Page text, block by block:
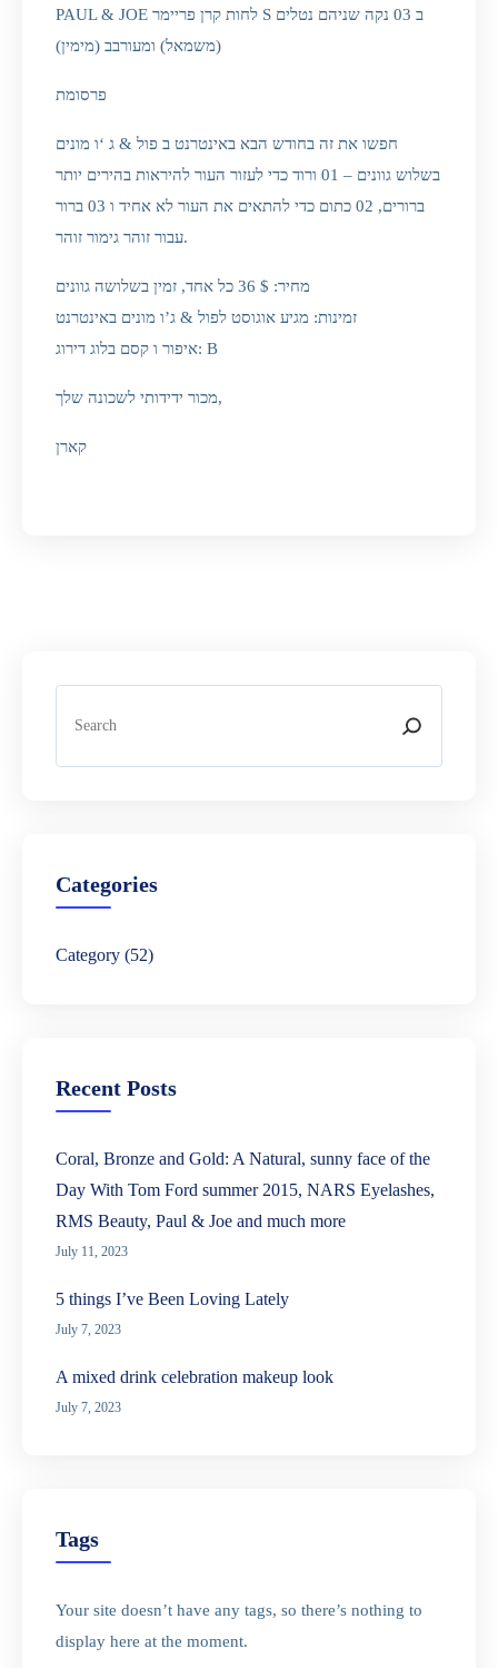
PAUL & JOE לחות קרן פריימר S ב 03 נקה שניהם נטלים
(משמאל) ומעורבב (מימין)
פרסומת
חפשו את זה בחודש הבא באינטרנט ב פול & ג ‘ו מונים
בשלוש גוונים – 01 ורוד כדי לעזור העור להיראות בהירים יותר
ברורים, 02 כתום כדי להתאים את העור לא אחיד ו 03 ברור
עבור זוהר גימור זוהר.
מחיר: $ 36 כל אחד, זמין בשלושה גוונים
זמינות: מגיע אוגוסט לפול & ג’ו מונים באינטרנט
איפור ו קסם בלוג דירוג: B
מכור ידידותי לשכונה שלך,
קארן
a
Categories
Category (52)
Recent Posts
Coral, Bronze and Gold: A Natural, sunny face of the
Day With Tom Ford summer 2015, NARS Eyelashes,
RMS Beauty, Paul & Joe and much more
July 11, 2023
5 things I’ve Been Loving Lately
July 7, 2023
A mixed drink celebration makeup look
July 7, 2023
Tags
Your site doesn’t have any tags, so there’s nothing to
display here at the moment.